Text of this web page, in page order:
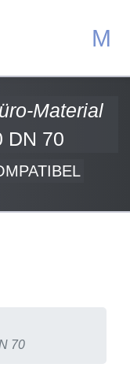
M
Material
DN 70
70